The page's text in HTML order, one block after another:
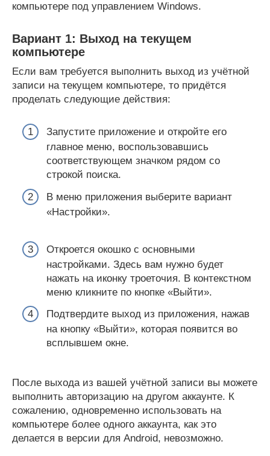
компьютере под управлением Windows.
Вариант 1: Выход на текущем
компьютере
Если вам требуется выполнить выход из учётной
записи на текущем компьютере, то придётся
проделать следующие действия:
Запустите приложение и откройте его
главное меню, воспользовавшись
соответствующем значком рядом со
строкой поиска.
В меню приложения выберите вариант
«Настройки».
Откроется окошко с основными
настройками. Здесь вам нужно будет
нажать на иконку троеточия. В контекстном
меню кликните по кнопке «Выйти».
Подтвердите выход из приложения, нажав
на кнопку «Выйти», которая появится во
всплывшем окне.
После выхода из вашей учётной записи вы можете
выполнить авторизацию на другом аккаунте. К
сожалению, одновременно использовать на
компьютере более одного аккаунта, как это
делается в версии для Android, невозможно.